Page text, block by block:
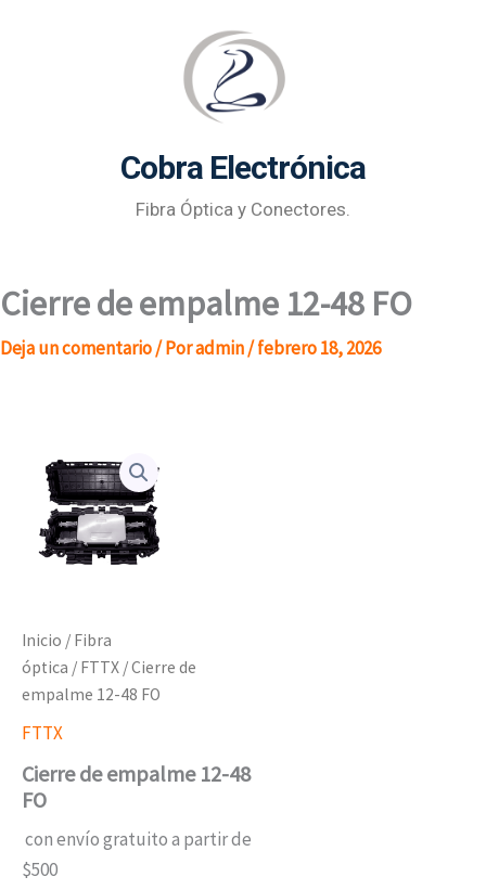
Cobra Electrónica
Fibra Óptica y Conectores.
Cierre de empalme 12-48 FO
Deja un comentario/ Poradmin/febrero 18, 2026
Inicio / Fibra
óptica / FTTX / Cierre de
empalme 12-48 FO
FTTX
Cierre de empalme 12-48
FO
con envío gratuito a partir de
$500